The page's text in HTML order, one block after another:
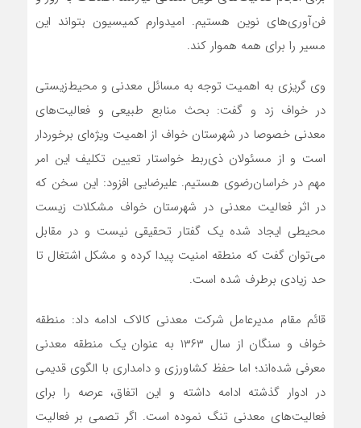
فن‌آوری‌های نوین هستیم. امیدوارم کمیسیون بتواند این
مسیر را برای همه هموار کند.
وی گریزی به اهمیت توجه به مسائل معدنی و محیط‌زیستی
در خواف زد و گفت: بحث منابع طبیعی و فعالیت‌های
معدنی خصوصا در شهرستان خواف از اهمیت ویژه‌ای برخوردار
است و از مسئولان‌ ذی‌ربط خواستار تعیین تکلیف این امر
مهم در خراسان‌رضوی هستیم. علیرضایی افزود: این سخن که
در اثر فعالیت معدنی در شهرستان خواف مشکلات زیست
محیطی ایجاد شده یک گفتار تحقیقی نیست و در مقابل
می‌توان گفت که منطقه امنیت پیدا کرده و مشکل اشتغال تا
حد زیادی برطرف شده است.
قائم مقام مدیرعامل شرکت معدنی کالاک ادامه داد: منطقه
خواف و سنگان از سال ۱۳۶۳ به عنوان یک منطقه معدنی
معرفی شده‌اند؛ اما حفظ کشاورزی و دامداری با الگوی قدیمی
در ادوار گذشته ادامه داشته و این اتفاق، عرصه را برای
فعالیت‌های معدنی تنگ نموده است. اگر تصمی بر فعالیت